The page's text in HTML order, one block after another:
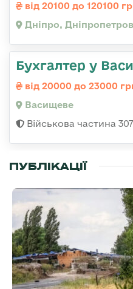
від 20100 до 120100
Дніпро,
Бухгалтер у
від 20000 до 23000
Васищеве
Військова частина
ПУБЛІКАЦІЇ